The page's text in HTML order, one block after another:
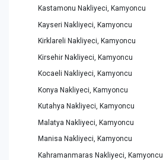
Kastamonu Nakliyeci, Kamyoncu
Kayseri Nakliyeci, Kamyoncu
Kirklareli Nakliyeci, Kamyoncu
Kirsehir Nakliyeci, Kamyoncu
Kocaeli Nakliyeci, Kamyoncu
Konya Nakliyeci, Kamyoncu
Kutahya Nakliyeci, Kamyoncu
Malatya Nakliyeci, Kamyoncu
Manisa Nakliyeci, Kamyoncu
Kahramanmaras Nakliyeci, Kamyoncu